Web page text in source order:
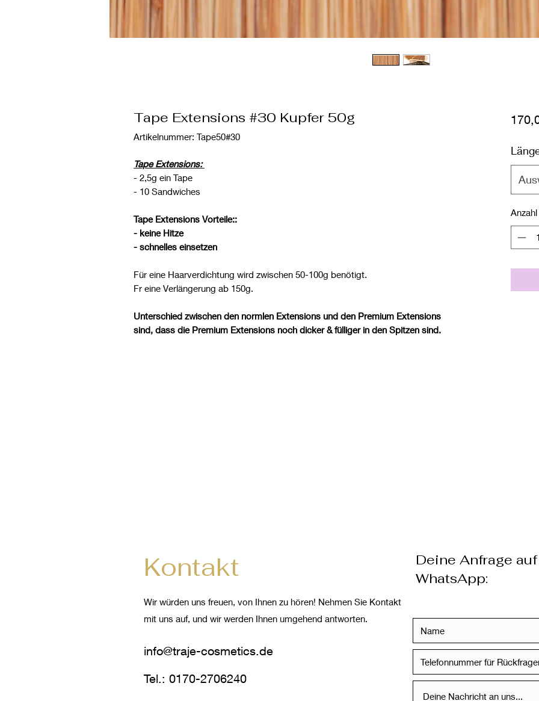
Tape Extensions #30 Kupfer 50g
Artikelnummer: Tape50#30
Tape Extensions:
- 2,5g ein Tape
- 10 Sandwiches
Tape Extensions Vorteile::
- keine Hitze
- schnelles einsetzen
Für eine Haarverdichtung wird zwischen 50-100g benötigt.
Fr eine Verlängerung ab 150g.
Unterschied zwischen den normlen Extensions und den Premium Extensions
sind, dass die Premium Extensions noch dicker & fülliger in den Spitzen sind.
Anzahl
Kontakt
Wir würden uns freuen, von Ihnen zu hören! Nehmen Sie Kontakt
mit uns auf, und wir werden Ihnen umgehend antworten.
info@traje-cosmetics.de
Tel.: 0170-2706240
Deine Anfrage auf
WhatsApp: